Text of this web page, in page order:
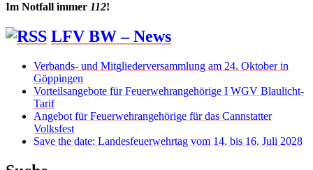
Im Notfall immer 112!
LFV BW – News
Verbands- und Mitgliederversammlung am 24. Oktober in
Göppingen
Vorteilsangebote für Feuerwehrangehörige I WGV Blaulicht-
Tarif
Angebot für Feuerwehrangehörige für das Cannstatter
Volksfest
Save the date: Landesfeuerwehrtag vom 14. bis 16. Juli 2028